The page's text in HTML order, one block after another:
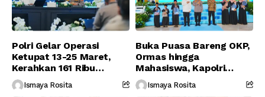
Polri Gelar Operasi
Ketupat 13-25 Maret,
Kerahkan 161 Ribu
Personel Gabungan
Ismaya Rosita
Buka Puasa Bareng OKP,
Ormas hingga
Mahasiswa, Kapolri
Serukan Jaga
Persatuan-Dukung
Ismaya Rosita